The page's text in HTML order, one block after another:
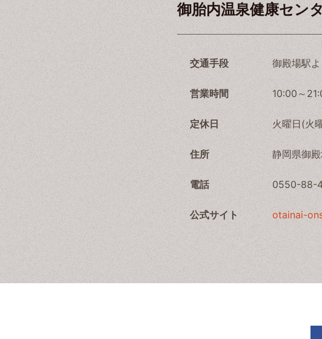
御胎内温泉健康セン
交通手段 御殿場駅
営業時間 10:00～
定休日 火曜日(火
住所 静岡県御
電話 0550-88-
公式サイト otainai-